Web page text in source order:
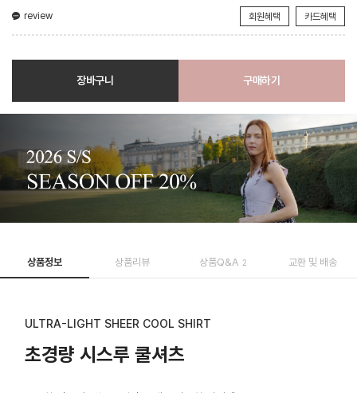
review 회원혜택 카드혜택
장바구니 구매하기
상품정보 상품리뷰 상품Q&A 2 교환 및 배송
ULTRA-LIGHT SHEER COOL SHIRT
초경량 시스루 쿨셔츠